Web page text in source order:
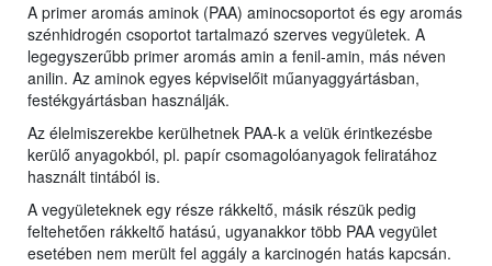
A primer aromás aminok (PAA) aminocsoportot és egy aromás
szénhidrogén csoportot tartalmazó szerves vegyületek. A
legegyszerűbb primer aromás amin a fenil-amin, más néven
anilin. Az aminok egyes képviselőit műanyaggyártásban,
festékgyártásban használják.
Az élelmiszerekbe kerülhetnek PAA-k a velük érintkezésbe
kerülő anyagokból, pl. papír csomagolóanyagok feliratához
használt tintából is.
A vegyületeknek egy része rákkeltő, másik részük pedig
feltehetően rákkeltő hatású, ugyanakkor több PAA vegyület
esetében nem merült fel aggály a karcinogén hatás kapcsán.